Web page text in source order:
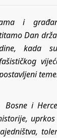
i
Dan
kada
i